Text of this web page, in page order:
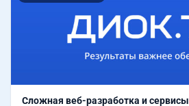
Сложная веб-разработка и сервисы